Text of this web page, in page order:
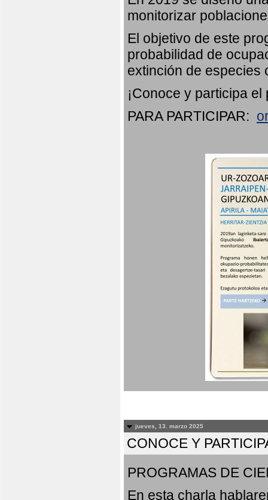
monitorizar
El objetivo de este
probabilidad de
extinción de especies
¡Conoce y participa
PARA PARTICIPAR:
jueves, 13. marzo 2025
CONOCE Y
PROGRAMAS DE
En esta charla